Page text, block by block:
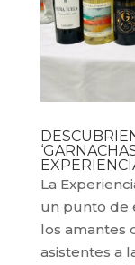
La
un punto de
los amantes
asistentes a